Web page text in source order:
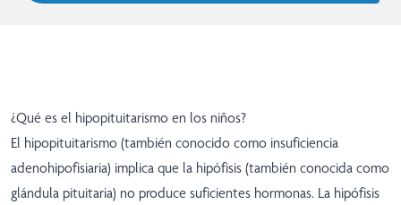
¿Qué es el hipopituitarismo en los niños?
El hipopituitarismo (también conocido como insuficiencia
adenohipofisiaria) implica que la hipófisis (también conocida como
glándula pituitaria) no produce suficientes hormonas. La hipófisis